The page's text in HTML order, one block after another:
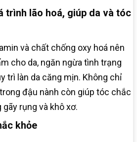
trình lão hoá, giúp da và tóc
và chất chống oxy hoá nên
cho da, ngăn ngừa tình trạng
trì làn da căng mịn. Không chỉ
đậu nành còn giúp tóc chắc
rụng và khô xơ.
khỏe